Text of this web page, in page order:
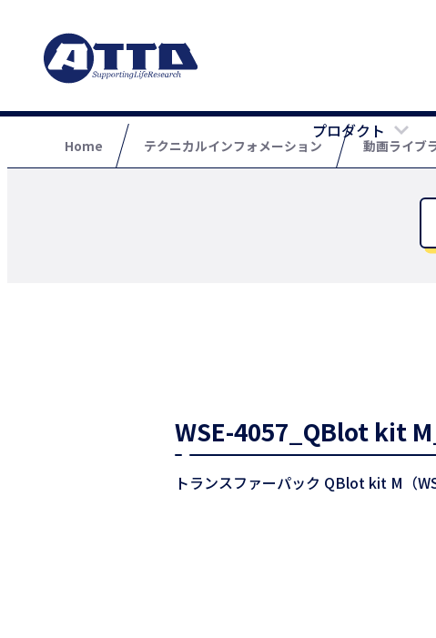
プロダクト
Home テクニカルインフォメーション 動画ライブ
WSE-4057_QBlot kit
トランスファーパック QBlot kit M（